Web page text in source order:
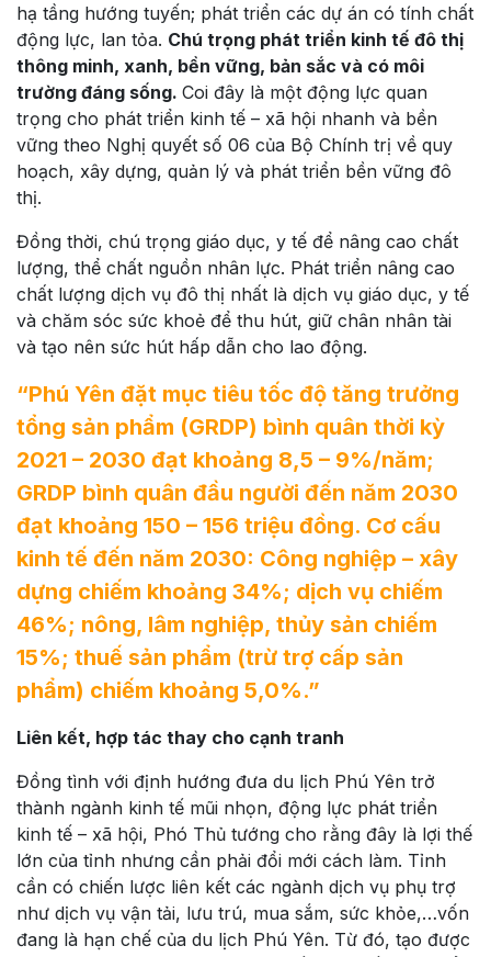
hạ tầng hướng tuyến; phát triển các dự án có tính chất
động lực, lan tỏa. Chú trọng phát triển kinh tế đô thị
thông minh, xanh, bền vững, bản sắc và có môi
trường đáng sống. Coi đây là một động lực quan
trọng cho phát triển kinh tế – xã hội nhanh và bền
vững theo Nghị quyết số 06 của Bộ Chính trị về quy
hoạch, xây dựng, quản lý và phát triển bền vững đô
thị.
Đồng thời, chú trọng giáo dục, y tế để nâng cao chất
lượng, thể chất nguồn nhân lực. Phát triển nâng cao
chất lượng dịch vụ đô thị nhất là dịch vụ giáo dục, y tế
và chăm sóc sức khoẻ để thu hút, giữ chân nhân tài
và tạo nên sức hút hấp dẫn cho lao động.
“Phú Yên đặt mục tiêu tốc độ tăng trưởng
tổng sản phẩm (GRDP) bình quân thời kỳ
2021 – 2030 đạt khoảng 8,5 – 9%/năm;
GRDP bình quân đầu người đến năm 2030
đạt khoảng 150 – 156 triệu đồng. Cơ cấu
kinh tế đến năm 2030: Công nghiệp – xây
dựng chiếm khoảng 34%; dịch vụ chiếm
46%; nông, lâm nghiệp, thủy sản chiếm
15%; thuế sản phẩm (trừ trợ cấp sản
phẩm) chiếm khoảng 5,0%.”
Liên kết, hợp tác thay cho cạnh tranh
Đồng tình với định hướng đưa du lịch Phú Yên trở
thành ngành kinh tế mũi nhọn, động lực phát triển
kinh tế – xã hội, Phó Thủ tướng cho rằng đây là lợi thế
lớn của tỉnh nhưng cần phải đổi mới cách làm. Tỉnh
cần có chiến lược liên kết các ngành dịch vụ phụ trợ
như dịch vụ vận tải, lưu trú, mua sắm, sức khỏe,…vốn
đang là hạn chế của du lịch Phú Yên. Từ đó, tạo được